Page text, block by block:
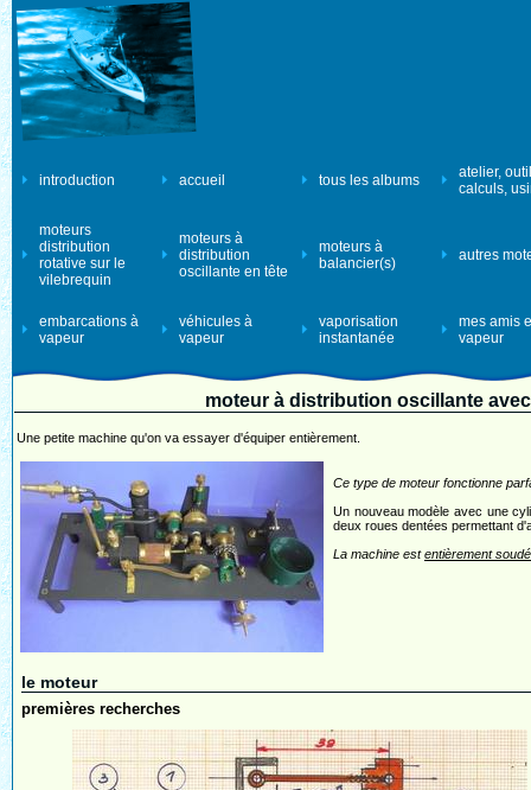
introduction accueil tous les albums
atelier,
calculs,
moteurs
distribution
rotative sur le
vilebrequin
moteurs à
distribution
oscillante en tête
moteurs à
balancier(s)
autres
embarcations à
vapeur
véhicules à
vapeur
vaporisation
instantanée
mes amis
vapeur
moteur à distribution oscillante
Une petite machine qu'on va essayer d'équiper entièrement.
Ce type de moteur fonctionne
Un nouveau modèle avec une
deux roues dentées permettant
La machine estentièrement
le moteur
premières recherches